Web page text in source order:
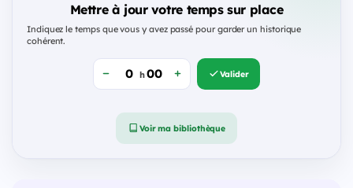
Mettre à jour votre temps sur place
Indiquez le temps que vous y avez passé pour garder un historique
cohérent.
h Valider
Voir ma bibliothèque